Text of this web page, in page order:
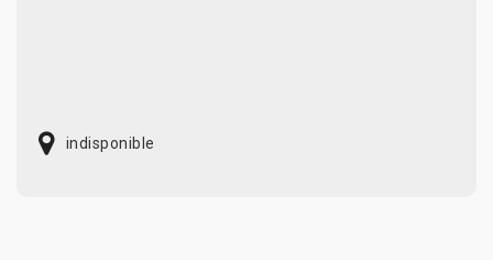
indisponible